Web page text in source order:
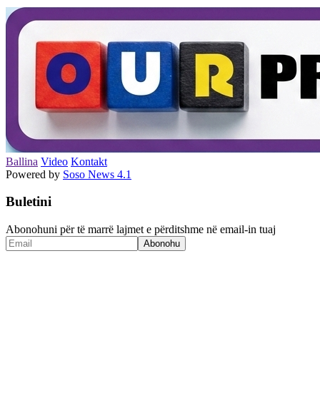
Ballina Video Kontakt
Powered by Soso News 4.1
Buletini
Abonohuni për të marrë lajmet e përditshme në email-in tuaj
Abonohu